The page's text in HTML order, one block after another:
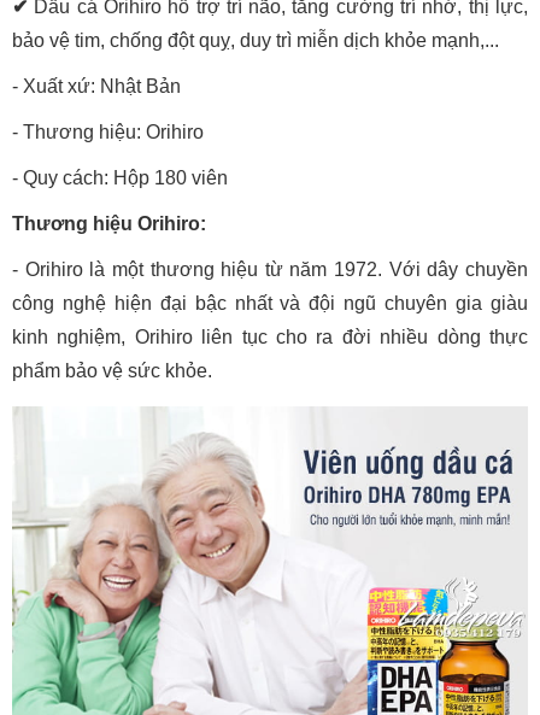
✔ Dầu cá Orihiro hỗ trợ trí não, tăng cường trí nhớ, thị lực,
bảo vệ tim, chống đột quỵ, duy trì miễn dịch khỏe mạnh,...
- Xuất xứ: Nhật Bản
- Thương hiệu: Orihiro
- Quy cách: Hộp 180 viên
Thương hiệu Orihiro:
- Orihiro là một thương hiệu từ năm 1972. Với dây chuyền
công nghệ hiện đại bậc nhất và đội ngũ chuyên gia giàu
kinh nghiệm, Orihiro liên tục cho ra đời nhiều dòng thực
phẩm bảo vệ sức khỏe.